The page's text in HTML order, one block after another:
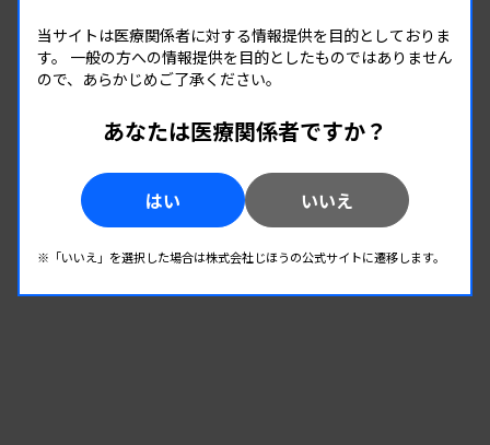
2026.08.20（木）-2026. 08.20
第8回臨床検査技師のための キャリア形成 セミ
愛知県有志グループ
開催場所 : WEB
当サイトは医療関係者に対する情報提供を目的としておりま
す。 一般の方への情報提供を目的としたものではありません
ので、あらかじめご了承ください。
あなたは医療関係者ですか？
はい いいえ
※「いいえ」を選択した場合は株式会社じほうの公式サイトに遷移します。